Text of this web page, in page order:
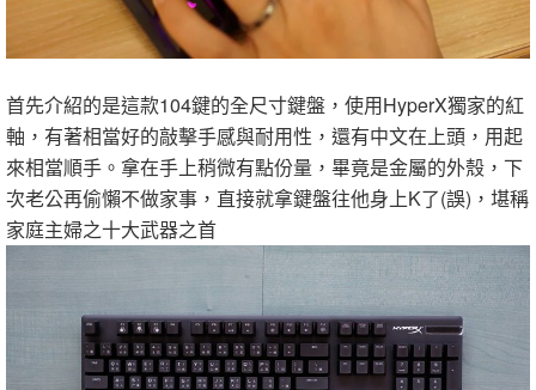
首先介紹的是這款104鍵的全尺寸鍵盤，使用HyperX獨家的紅
軸，有著相當好的敲擊手感與耐用性，還有中文在上頭，用起
來相當順手。拿在手上稍微有點份量，畢竟是金屬的外殼，下
次老公再偷懶不做家事，直接就拿鍵盤往他身上K了(誤)，堪稱
家庭主婦之十大武器之首